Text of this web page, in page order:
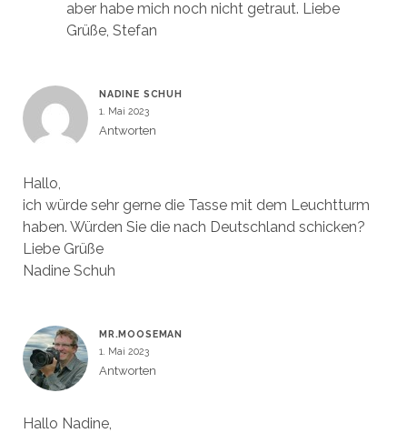
aber habe mich noch nicht getraut. Liebe
Grüße, Stefan
NADINE SCHUH
1. Mai 2023
Antworten
Hallo,
ich würde sehr gerne die Tasse mit dem Leuchtturm
haben. Würden Sie die nach Deutschland schicken?
Liebe Grüße
Nadine Schuh
MR.MOOSEMAN
1. Mai 2023
Antworten
Hallo Nadine,